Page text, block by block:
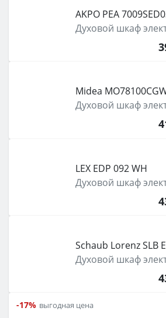
AKPO PEA
Духовой шкаф
Midea
Духовой шкаф
LEX EDP 092 WH
Духовой шкаф
Schaub Lorenz SLB
Духовой шкаф
-17% выгодная цена